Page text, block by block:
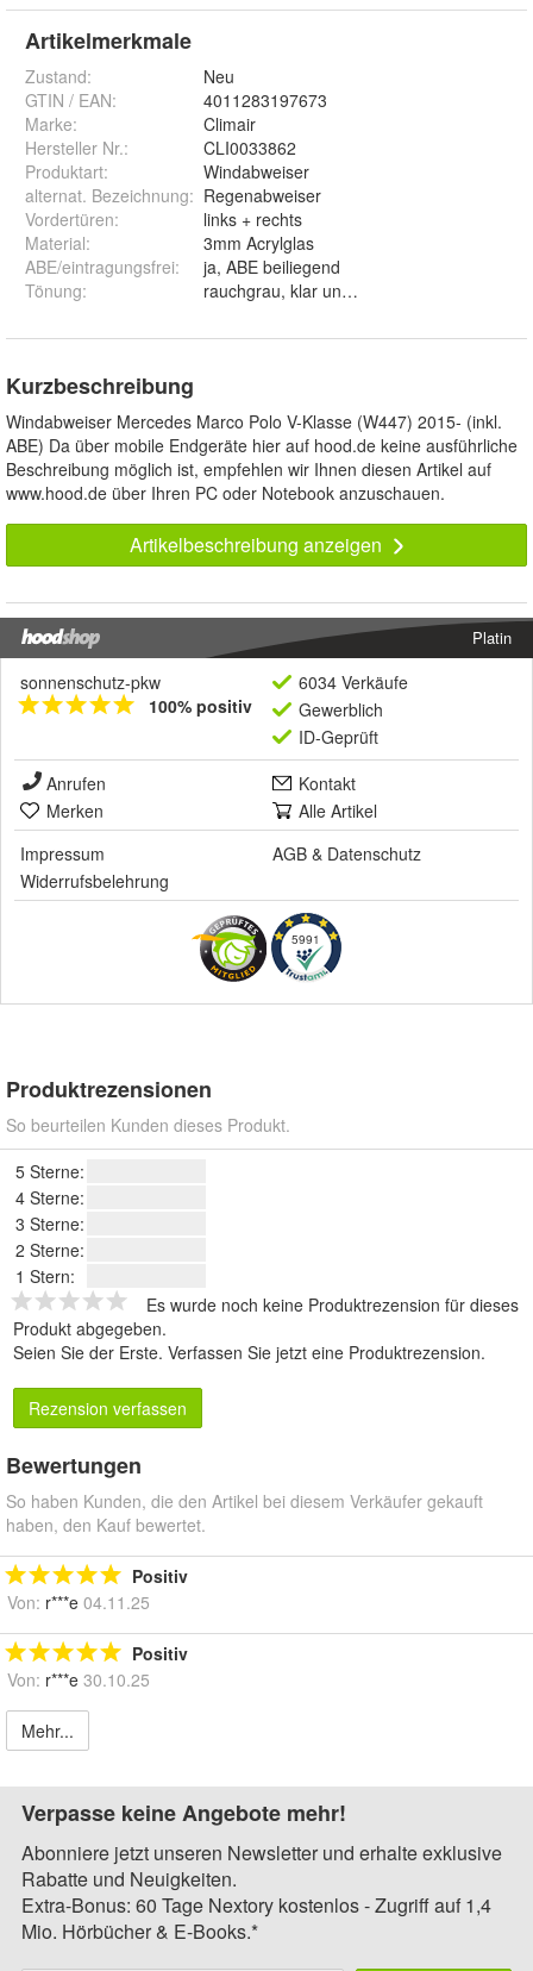
Artikelmerkmale
Zustand:
Neu
GTIN / EAN:
4011283197673
Marke:
Climair
Hersteller Nr.:
CLI0033862
Produktart:
Windabweiser
alternat. Bezeichnung: Regenabweiser
Vordertüren:
links + rechts
Material:
3mm Acrylglas
ABE/eintragungsfrei:
ja, ABE beiliegend
Tönung: rauchgrau, klar und schwarz
Kurzbeschreibung
Windabweiser Mercedes Marco Polo V-Klasse (W447) 2015- (inkl.
ABE) Da über mobile Endgeräte hier auf hood.de keine ausführliche
Beschreibung möglich ist, empfehlen wir Ihnen diesen Artikel auf
www.hood.de über Ihren PC oder Notebook anzuschauen.
Artikelbeschreibung anzeigen
Platin
sonnenschutz-pkw
100% positiv
6034 Verkäufe
Gewerblich
ID-Geprüft
Anrufen
Kontakt
Merken
Alle Artikel
Impressum
AGB & Datenschutz
Widerrufsbelehrung
5991
Produktrezensionen
So beurteilen Kunden dieses Produkt.
5 Sterne:
4 Sterne:
3 Sterne:
2 Sterne:
1 Stern:
Es wurde noch keine Produktrezension für dieses
Produkt abgegeben.
Seien Sie der Erste. Verfassen Sie jetzt eine Produktrezension.
Rezension verfassen
Bewertungen
So haben Kunden, die den Artikel bei diesem Verkäufer gekauft
haben, den Kauf bewertet.
Positiv
Von: r***e 04.11.25
Positiv
Von: r***e 30.10.25
Mehr...
Verpasse keine Angebote mehr!
Abonniere jetzt unseren Newsletter und erhalte exklusive
Rabatte und Neuigkeiten.
Extra-Bonus: 60 Tage Nextory kostenlos - Zugriff auf 1,4
Mio. Hörbücher & E-Books.*